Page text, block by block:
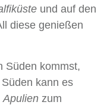
und auf den
diese genießen
Süden kommst,
kann es
Apulien zum